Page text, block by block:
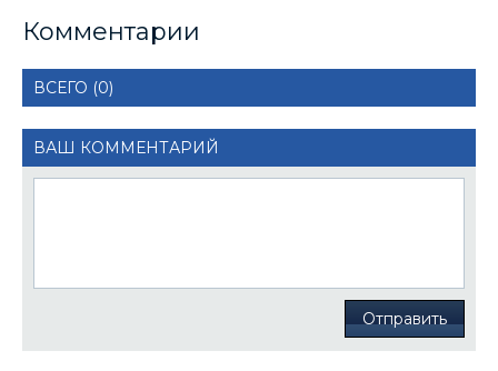
Комментарии
ВСЕГО (0)
ВАШ КОММЕНТАРИЙ
Отправить